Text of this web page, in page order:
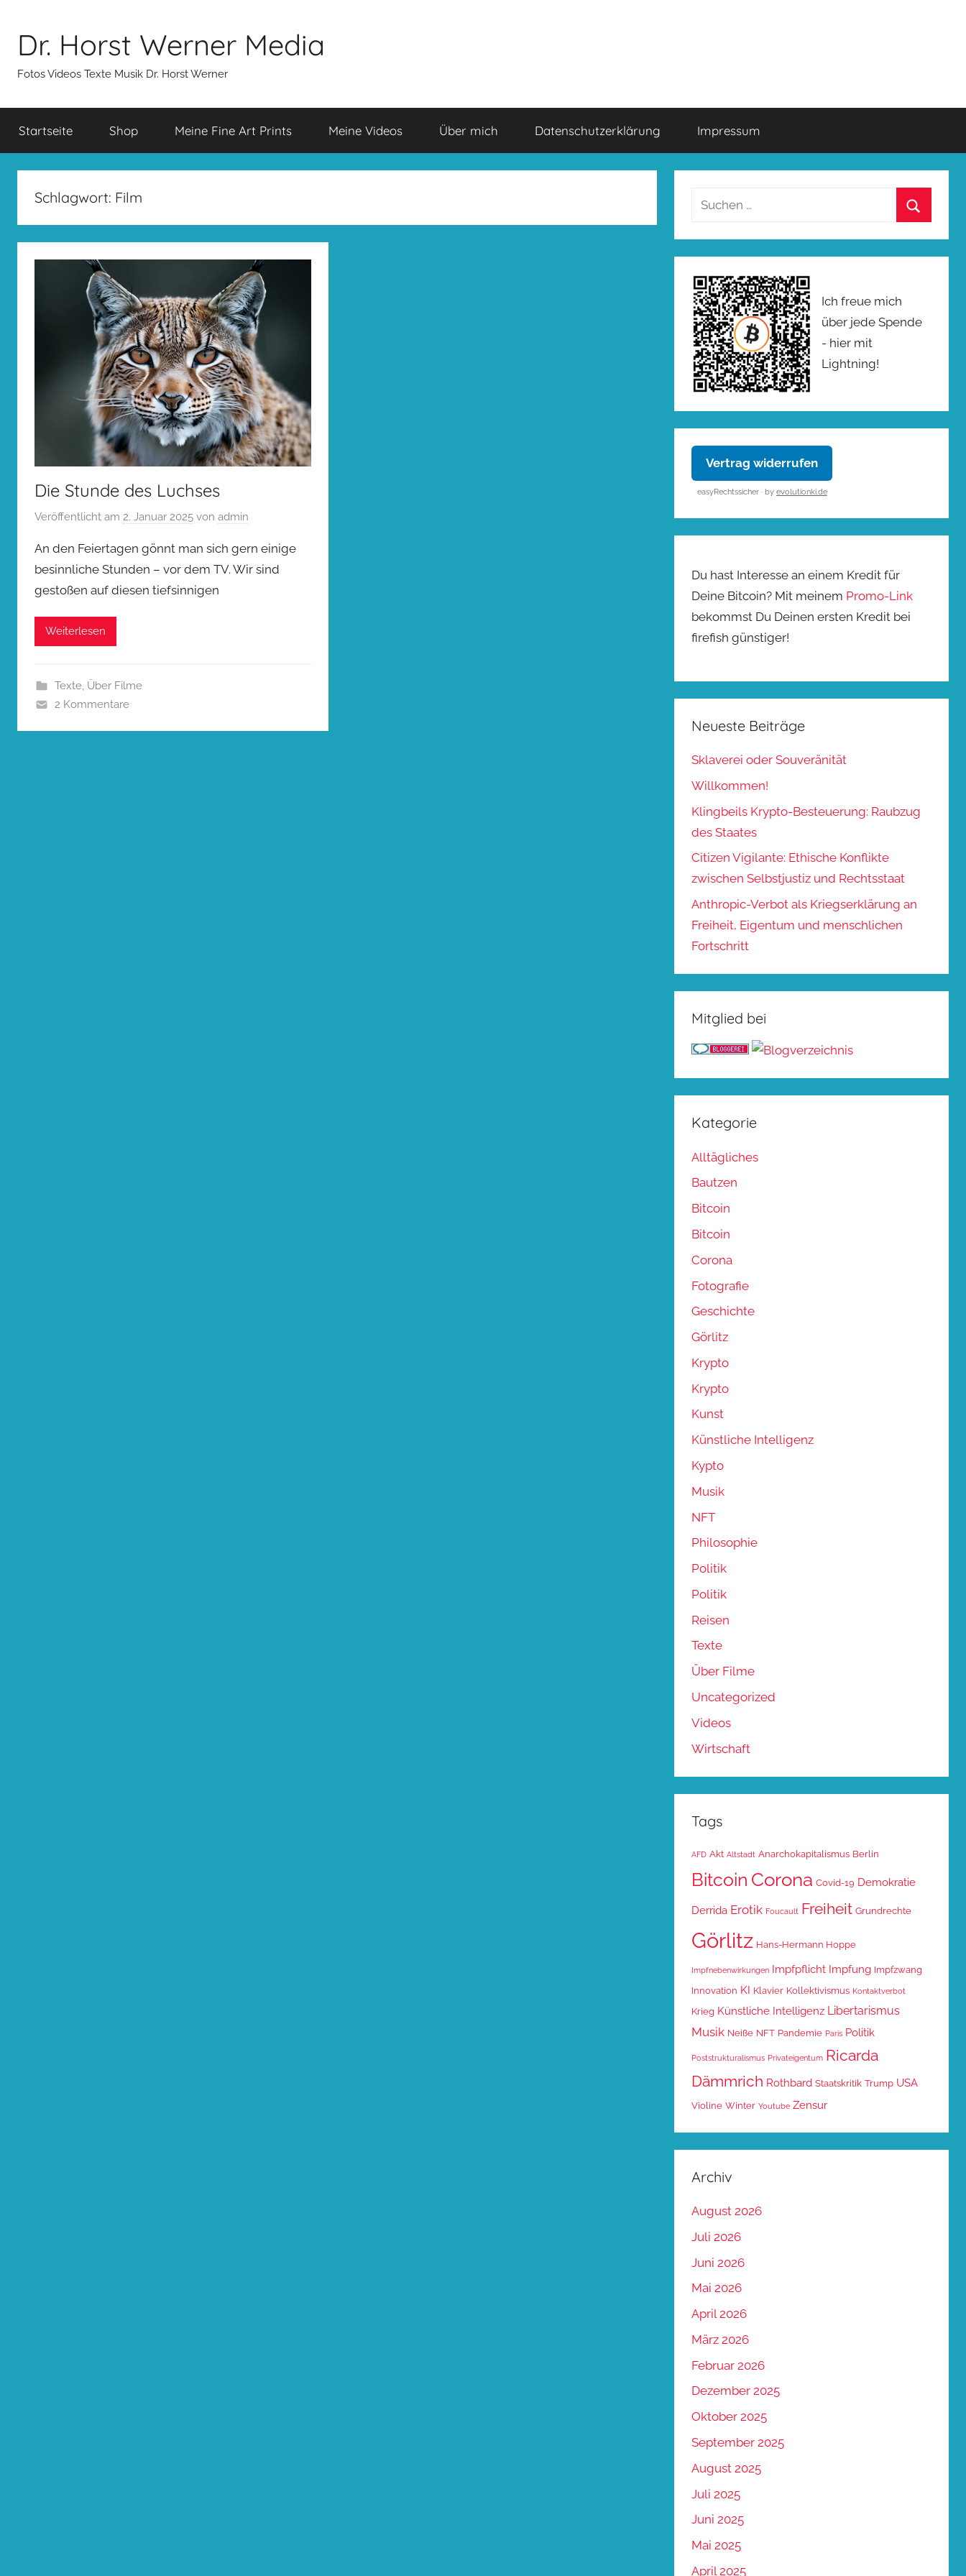
springen
Dr. Horst Werner Media
Fotos Videos Texte Musik Dr. Horst Werner
Startseite Shop Meine Fine Art Prints Meine Videos Über mich Datenschutzerklärung Impressum
Schlagwort: Film
Die Stunde des Luchses
Veröffentlicht am 2. Januar 2025 von admin
An den Feiertagen gönnt man sich gern einige
besinnliche Stunden – vor dem TV. Wir sind
gestoßen auf diesen tiefsinnigen
Weiterlesen
Texte, Über Filme
2 Kommentare
Suchen
Ich freue mich
über jede Spende
- hier mit
Lightning!
Vertrag widerrufen
easyRechtssicher · by evolutionki.de
Du hast Interesse an einem Kredit für
Deine Bitcoin? Mit meinem Promo-Link
bekommst Du Deinen ersten Kredit bei
firefish günstiger!
Neueste Beiträge
Sklaverei oder Souveränität
Willkommen!
Klingbeils Krypto-Besteuerung: Raubzug
des Staates
Citizen Vigilante: Ethische Konflikte
zwischen Selbstjustiz und Rechtsstaat
Anthropic-Verbot als Kriegserklärung an
Freiheit, Eigentum und menschlichen
Fortschritt
Mitglied bei
Kategorie
Alltägliches
Bautzen
Bitcoin
Bitcoin
Corona
Fotografie
Geschichte
Görlitz
Krypto
Krypto
Kunst
Künstliche Intelligenz
Kypto
Musik
NFT
Philosophie
Politik
Politik
Reisen
Texte
Über Filme
Uncategorized
Videos
Wirtschaft
Tags
AFD Akt Altstadt Anarchokapitalismus Berlin
Bitcoin Corona Covid-19 Demokratie
Derrida Erotik Foucault Freiheit Grundrechte
Görlitz Hans-Hermann Hoppe
Impfnebenwirkungen Impfpflicht Impfung Impfzwang
Innovation KI Klavier Kollektivismus Kontaktverbot
Krieg Künstliche Intelligenz Libertarismus
Musik Neiße NFT Pandemie Paris Politik
Poststrukturalismus Privateigentum Ricarda
Dämmrich Rothbard Staatskritik Trump USA
Violine Winter Youtube Zensur
Archiv
August 2026
Juli 2026
Juni 2026
Mai 2026
April 2026
März 2026
Februar 2026
Dezember 2025
Oktober 2025
September 2025
August 2025
Juli 2025
Juni 2025
Mai 2025
April 2025